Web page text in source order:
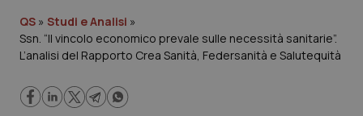
Governo e Parlamento
Regioni e Asl
Lavoro e Professioni
QS » Studi e Analisi »
Ssn. “Il vincolo economico prevale sulle necessità sanitarie”.
L’analisi del Rapporto Crea Sanità, Federsanità e Salutequità